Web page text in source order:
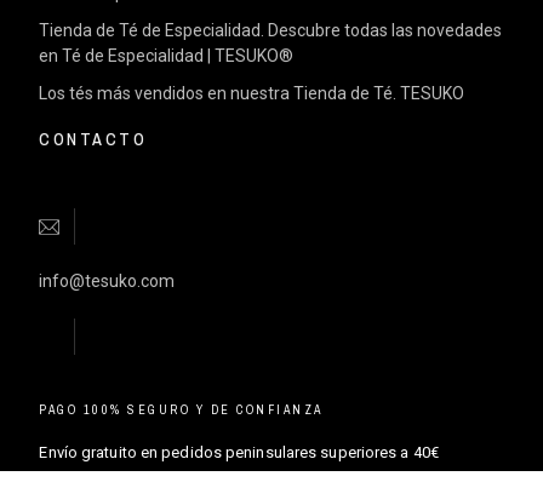
Tienda de Té de Especialidad. Descubre todas las novedades
en Té de Especialidad | TESUKO®
Los tés más vendidos en nuestra Tienda de Té. TESUKO
CONTACTO
info@tesuko.com
PAGO 100% SEGURO Y DE CONFIANZA
Envío gratuito en pedidos peninsulares superiores a 40€